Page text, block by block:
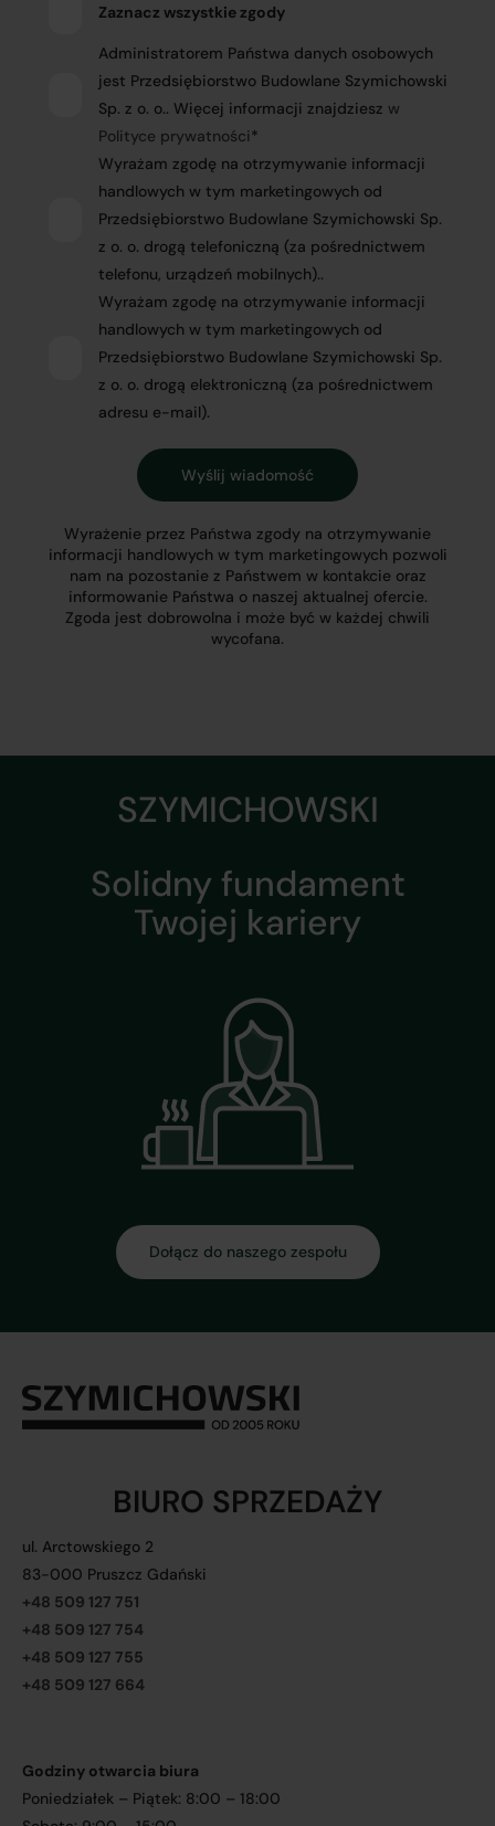
Zaznacz wszystkie zgody
Administratorem Państwa danych osobowych
jest Przedsiębiorstwo Budowlane Szymichowski
Sp. z o. o.. Więcej informacji znajdziesz w
Polityce prywatności*
Wyrażam zgodę na otrzymywanie informacji
handlowych w tym marketingowych od
Przedsiębiorstwo Budowlane Szymichowski Sp.
z o. o. drogą telefoniczną (za pośrednictwem
telefonu, urządzeń mobilnych)..
Wyrażam zgodę na otrzymywanie informacji
handlowych w tym marketingowych od
Przedsiębiorstwo Budowlane Szymichowski Sp.
z o. o. drogą elektroniczną (za pośrednictwem
adresu e-mail).
Wyrażenie przez Państwa zgody na otrzymywanie
informacji handlowych w tym marketingowych pozwoli
nam na pozostanie z Państwem w kontakcie oraz
informowanie Państwa o naszej aktualnej ofercie.
Zgoda jest dobrowolna i może być w każdej chwili
wycofana.
BIURO SPRZEDAŻY
ul. Arctowskiego 2
83-000 Pruszcz Gdański
+48 509 127 751
+48 509 127 754
+48 509 127 755
+48 509 127 664
Godziny otwarcia biura
Poniedziałek – Piątek: 8:00 – 18:00
SZYMICHOWSKI
Solidny fundament
Twojej kariery
Dołącz do naszego zespołu